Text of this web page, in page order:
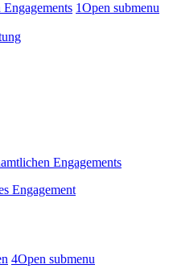
1Open submenu
Engagements
Engagement
4Open submenu